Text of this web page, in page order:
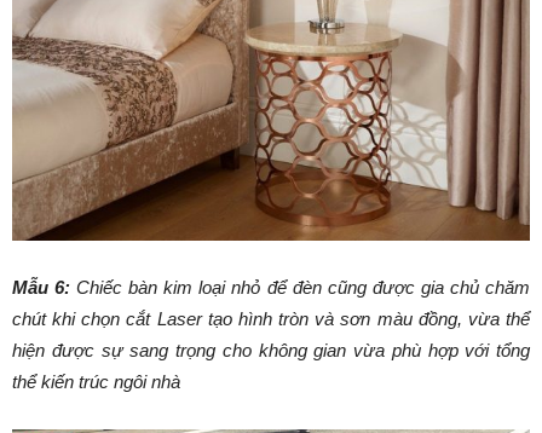
Mẫu 6:Chiếc bàn kim loại nhỏ để đèn cũng được gia chủ chăm
chút khi chọn cắt Laser tạo hình tròn và sơn màu đồng, vừa thể
hiện được sự sang trọng cho không gian vừa phù hợp với tổng
thể kiến trúc ngôi nhà